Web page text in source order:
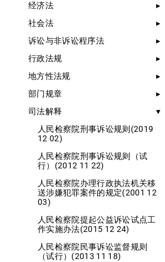
经济法
社会法
诉讼与非诉讼程序法
行政法规
地方性法规
部门规章
司法解释
人民检察院刑事诉讼规则(2019
12 02)
人民检察院刑事诉讼规则（试
行）(2012 11 22)
人民检察院办理行政执法机关移
送涉嫌犯罪案件的规定(2001 12
03)
人民检察院提起公益诉讼试点工
作实施办法(2015 12 24)
人民检察院民事诉讼监督规则
（试行）(2013 11 18)